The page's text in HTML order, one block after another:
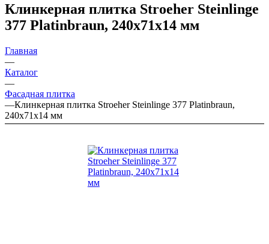
Клинкерная плитка Stroeher Steinlinge
377 Platinbraun, 240х71х14 мм
Главная
—
Каталог
—
Фасадная плитка
—Клинкерная плитка Stroeher Steinlinge 377 Platinbraun,
240х71х14 мм